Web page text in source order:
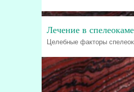
Лечение в
Целебные факторы